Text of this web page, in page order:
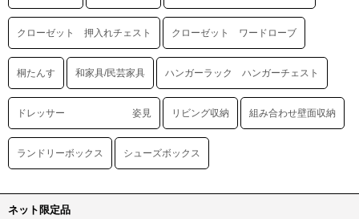
クローゼット 押入れチェスト クローゼット ワードローブ
桐たんす 和家具/民芸家具 ハンガーラック ハンガーチェスト
ドレッサー 姿見 リビング収納 組み合わせ壁面収納
ランドリーボックス シューズボックス
ネット限定品